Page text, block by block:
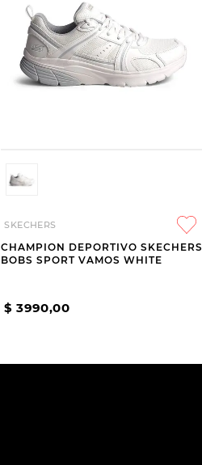
SKECHERS
CHAMPION DEPORTIVO SKECHERS
BOBS SPORT VAMOS WHITE
$ 3990,00